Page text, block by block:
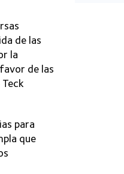
de las
la
de las
para
que